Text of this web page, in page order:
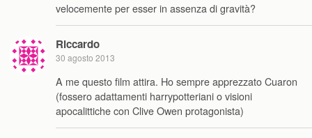
velocemente per esser in assenza di gravità?
Riccardo
30 agosto 2013
A me questo film attira. Ho sempre apprezzato Cuaron
(fossero adattamenti harrypotteriani o visioni
apocalittiche con Clive Owen protagonista)